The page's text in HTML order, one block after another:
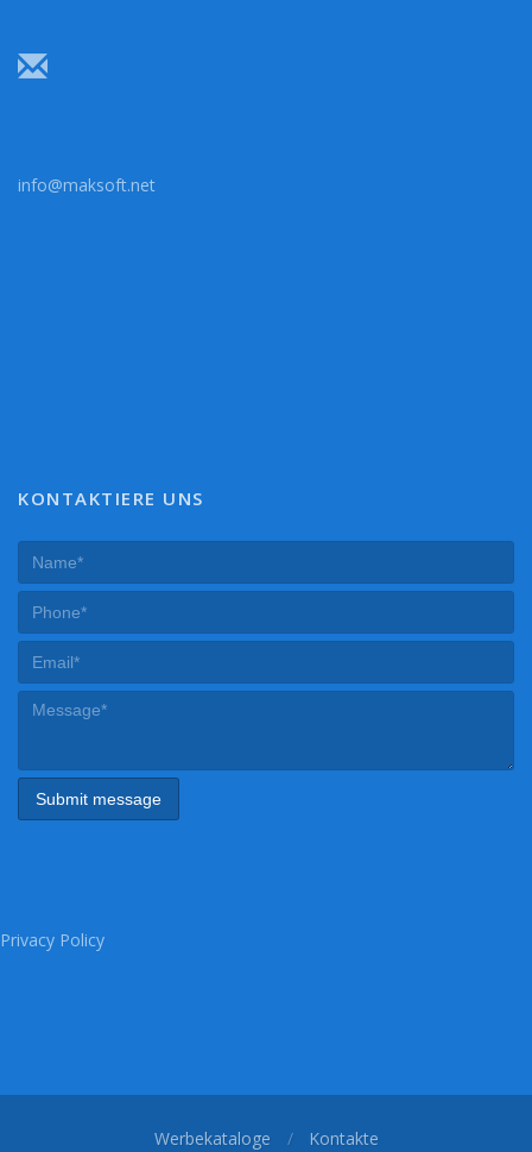
info@maksoft.net
KONTAKTIERE UNS
Privacy Policy
Werbekataloge Kontakte